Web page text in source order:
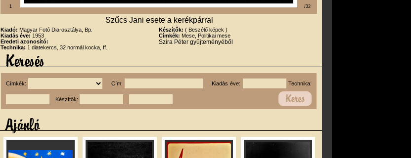
1 /32
Szűcs Jani esete a kerékpárral
Kiadó: Magyar Fotó Dia-osztálya, Bp.
Kiadás éve: 1953
Eredeti azonosító:
Technika: 1 diatekercs, 32 normál kocka, ff.
Készítők: ( Beszélő képek )
Címkék: Mese, Politikai mese
Szira Péter gyűjteményéből
Címkék: Cím: Kiadás éve: Technika:
Készítők: